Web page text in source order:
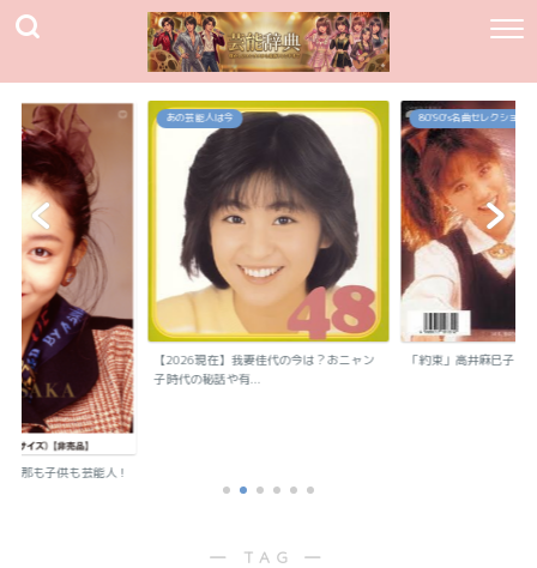
旦那も子供も芸能人！
あの芸能人は今
【2026現在】我妻佳代の今は？おニャン
子時代の秘話や有...
80`90's名曲セレクション
「約束」高井麻巳子
― TAG ―